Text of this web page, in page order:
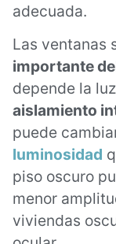
adecuada.
Las ventanas
importante
depende la
aislamiento
puede
luminosidad
piso oscuro
menor
viviendas